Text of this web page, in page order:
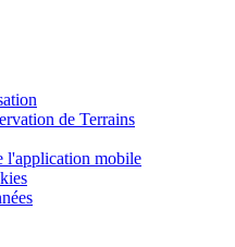
de Terrains
l'application mobile